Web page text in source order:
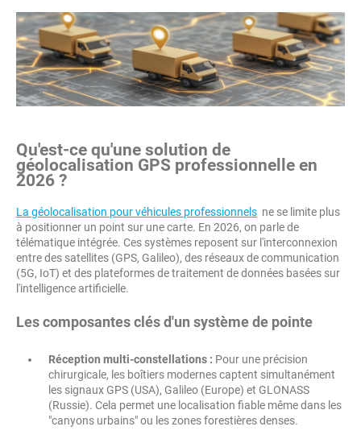
Qu'est-ce qu'une solution de
géolocalisation GPS professionnelle en
2026 ?
La géolocalisation pour véhicules professionnels ne se limite plus
à positionner un point sur une carte. En 2026, on parle de
télématique intégrée. Ces systèmes reposent sur l'interconnexion
entre des satellites (GPS, Galileo), des réseaux de communication
(5G, IoT) et des plateformes de traitement de données basées sur
l'intelligence artificielle.
Les composantes clés d'un système de pointe
Réception multi-constellations : Pour une précision
chirurgicale, les boîtiers modernes captent simultanément
les signaux GPS (USA), Galileo (Europe) et GLONASS
(Russie). Cela permet une localisation fiable même dans les
"canyons urbains" ou les zones forestières denses.